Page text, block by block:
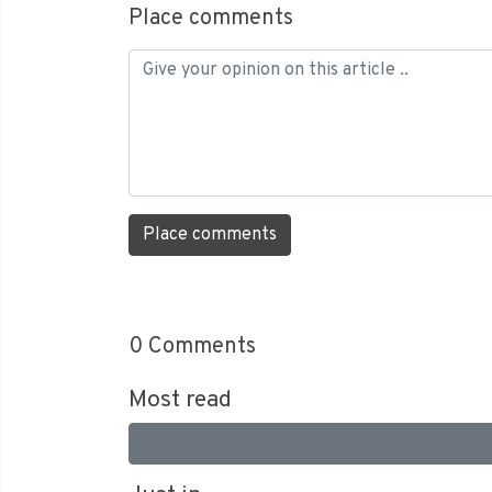
Place comments
Place comments
0 Comments
Most read